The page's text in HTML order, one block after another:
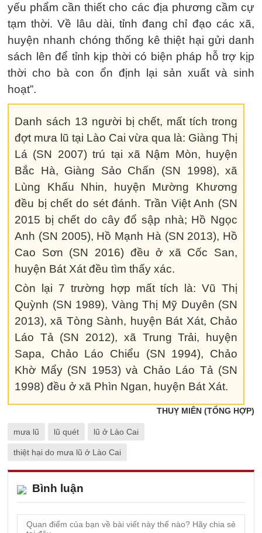
yếu phẩm cần thiết cho các địa phương cầm cự
tạm thời. Về lâu dài, tỉnh đang chỉ đạo các xã,
huyện nhanh chóng thống kê thiệt hại gửi danh
sách lên để tỉnh kịp thời có biện pháp hỗ trợ kịp
thời cho bà con ổn định lại sản xuất và sinh
hoạt”.
Danh sách 13 người bị chết, mất tích trong
đợt mưa lũ tại Lào Cai vừa qua là: Giàng Thị
Lá (SN 2007) trú tại xã Nậm Mòn, huyện
Bắc Hà, Giàng Sảo Chấn (SN 1998), xã
Lùng Khấu Nhin, huyện Mường Khương
đều bị chết do sét đánh. Trần Việt Anh (SN
2015 bị chết do cây đổ sập nhà; Hồ Ngọc
Anh (SN 2005), Hồ Mạnh Hà (SN 2013), Hồ
Cao Sơn (SN 2016) đều ở xã Cốc San,
huyện Bát Xát đều tìm thấy xác.
Còn lại 7 trường hợp mất tích là: Vũ Thị
Quỳnh (SN 1989), Vàng Thị Mỹ Duyên (SN
2013), xã Tòng Sành, huyện Bát Xát, Chảo
Láo Tả (SN 2012), xã Trung Trải, huyện
Sapa, Chảo Láo Chiểu (SN 1994), Chảo
Khờ Mẩy (SN 1953) và Chảo Láo Tả (SN
1998) đều ở xã Phìn Ngan, huyện Bát Xát.
THUỴ MIÊN (TỔNG HỢP)
mưa lũ lũ quét lũ ở Lào Cai
thiệt hại do mưa lũ ở Lào Cai
Bình luận